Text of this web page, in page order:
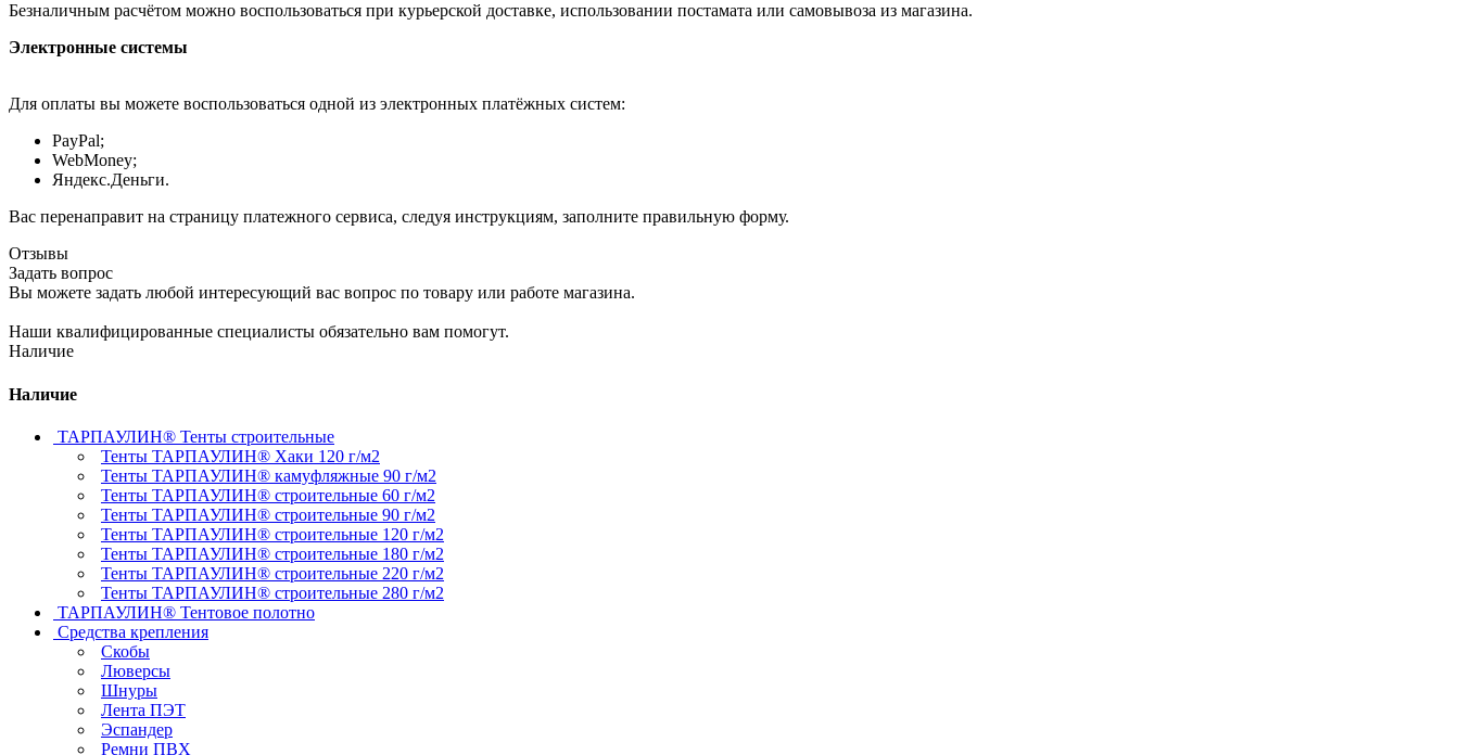
Безналичным расчётом можно воспользоваться при курьерской доставке, использовании постамата или самовывоза из магазина.
Электронные системы
Для оплаты вы можете воспользоваться одной из электронных платёжных систем:
PayPal;
WebMoney;
Яндекс.Деньги.
Вас перенаправит на страницу платежного сервиса, следуя инструкциям, заполните правильную форму.
Отзывы
Задать вопрос
Вы можете задать любой интересующий вас вопрос по товару или работе магазина.
Наши квалифицированные специалисты обязательно вам помогут.
Наличие
Наличие
ТАРПАУЛИН® Тенты строительные
Тенты ТАРПАУЛИН® Хаки 120 г/м2
Тенты ТАРПАУЛИН® камуфляжные 90 г/м2
Тенты ТАРПАУЛИН® строительные 60 г/м2
Тенты ТАРПАУЛИН® строительные 90 г/м2
Тенты ТАРПАУЛИН® строительные 120 г/м2
Тенты ТАРПАУЛИН® строительные 180 г/м2
Тенты ТАРПАУЛИН® строительные 220 г/м2
Тенты ТАРПАУЛИН® строительные 280 г/м2
ТАРПАУЛИН® Тентовое полотно
Средства крепления
Скобы
Люверсы
Шнуры
Лента ПЭТ
Эспандер
Ремни ПВХ